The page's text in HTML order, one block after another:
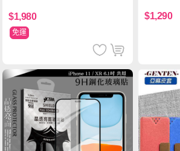
$1,980
免運
$1,290